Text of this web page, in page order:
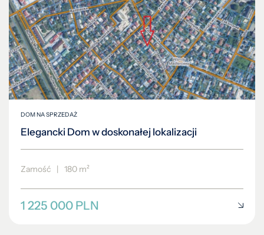
DOM NA SPRZEDAŻ
Elegancki Dom w doskonałej lokalizacji
Zamość | 180 m²
1 225 000 PLN